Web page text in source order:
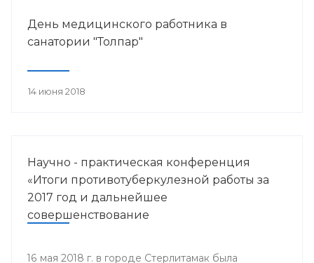
День медицинского работника в
санатории "Толпар"
14 июня 2018
Научно - практическая конференция
«Итоги противотуберкулезной работы за
2017 год и дальнейшее
совершенствование
16 мая 2018 г. в городе Стерлитамак была